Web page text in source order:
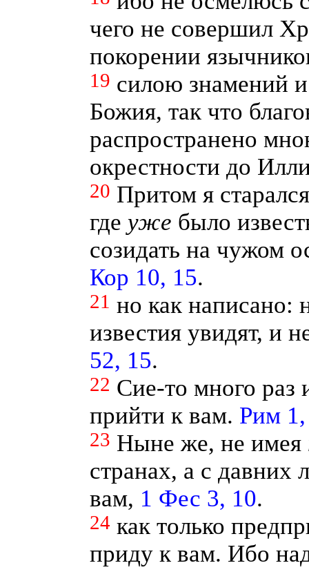
чего не совершил
покорении
19 силою знамений
Божия, так что
распространено
окрестности до
20 Притом я
где уже было
созидать на чужом
Кор 10, 15.
21 но как
известия увидят, и
52, 15.
22 Сие-то много раз
прийти к вам. Рим
23 Ныне же, не имея
странах, а с давних
вам, 1 Фес 3, 10.
24 как только
приду к вам. Ибо